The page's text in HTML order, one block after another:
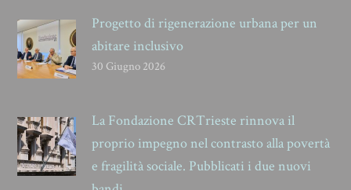
Progetto di rigenerazione urbana per un
abitare inclusivo
30 Giugno 2026
La Fondazione CRTrieste rinnova il
proprio impegno nel contrasto alla povertà
e fragilità sociale. Pubblicati i due nuovi